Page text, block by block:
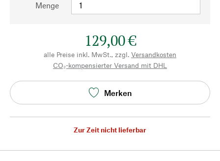
Menge
129,00 €
alle Preise inkl. MwSt., zzgl. Versandkosten
CO₂-kompensierter Versand mit DHL
Merken
Zur Zeit nicht lieferbar